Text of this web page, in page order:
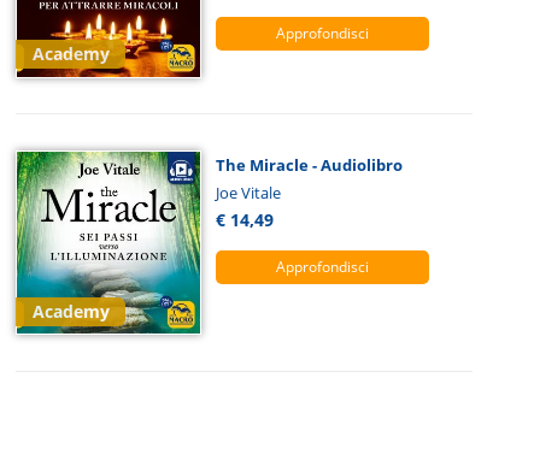
Academy
Approfondisci
Academy
The Miracle - Audiolibro
Joe Vitale
€ 14,49
Approfondisci